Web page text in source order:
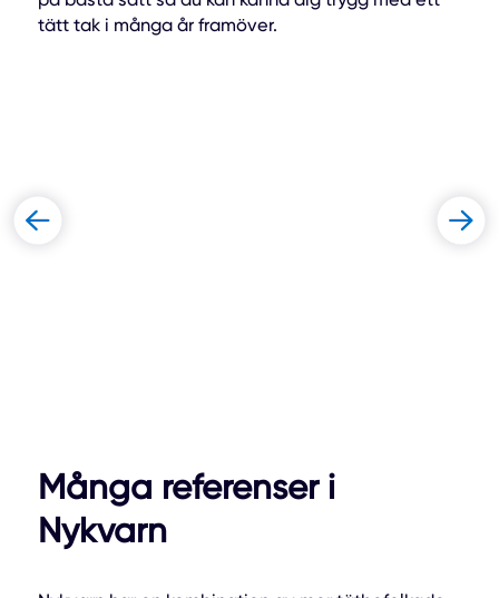
tätt tak i många år framöver.
Många referenser i
Nykvarn